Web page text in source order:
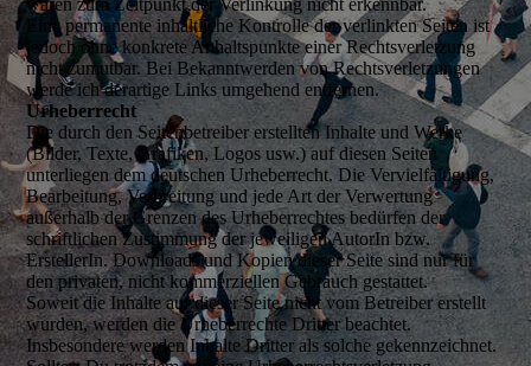
waren zum Zeitpunkt der Verlinkung nicht erkennbar.
Eine permanente inhaltliche Kontrolle der verlinkten Seiten ist
jedoch ohne konkrete Anhaltspunkte einer Rechtsverletzung
nicht zumutbar. Bei Bekanntwerden von Rechtsverletzungen
werde ich derartige Links umgehend entfernen.
Urheberrecht
Die durch den Seitenbetreiber erstellten Inhalte und Werke
(Bilder, Texte, Grafiken, Logos usw.) auf diesen Seiten
unterliegen dem deutschen Urheberrecht. Die Vervielfältigung,
Bearbeitung, Verbreitung und jede Art der Verwertung
außerhalb der Grenzen des Urheberrechtes bedürfen der
schriftlichen Zustimmung der jeweiligen AutorIn bzw.
ErstellerIn. Downloads und Kopien dieser Seite sind nur für
den privaten, nicht kommerziellen Gebrauch gestattet.
Soweit die Inhalte auf dieser Seite nicht vom Betreiber erstellt
wurden, werden die Urheberrechte Dritter beachtet.
Insbesondere werden Inhalte Dritter als solche gekennzeichnet.